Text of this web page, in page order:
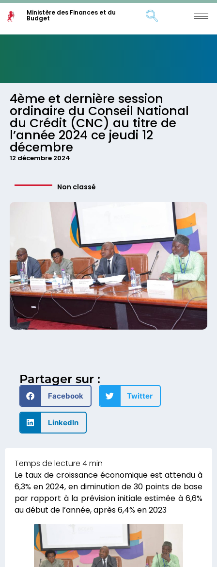
Ministère des Finances et du
Budget
4ème et dernière session
ordinaire du Conseil National
du Crédit (CNC) au titre de
l’année 2024 ce jeudi 12
décembre
12 décembre 2024
Non classé
Partager sur :
Facebook Twitter
LinkedIn
Le taux de croissance économique est attendu à
6,3% en 2024, en diminution de 30 points de base
par rapport à la prévision initiale estimée à 6,6%
au début de l’année, après 6,4% en 2023